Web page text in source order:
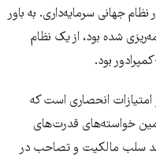
جهانی سرمایه‌داری. به باور
شده بود، از یک نظام
بود.
امتیازات انحصاری است که
خواسته‌های قدرت‌های
سلب مالکیت و تصاحب در